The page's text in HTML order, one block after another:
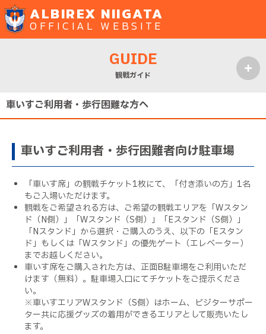
ALBIREX NIIGATA
OFFICIAL WEBSITE
GUIDE
観戦ガイド
車いすご利用者・歩行困難な方へ
車いすご利用者・歩行困難者向け駐車場
「車いす席」の観戦チケット1枚にて、「付き添いの方」1名
もご入場いただけます。
観戦をご希望される方は、ご希望の観戦エリアを「Wスタン
ド（N側）」「Wスタンド（S側）」「Eスタンド（S側）」
「Nスタンド」から選択・ご購入のうえ、以下の「Eスタン
ド」もしくは「Wスタンド」の優先ゲート（エレベーター）
までお越しください。
車いす席をご購入された方は、正面B駐車場をご利用いただ
けます（無料）。駐車場入口にてチケットをご提示くださ
い。
※車いすエリアWスタンド（S側）はホーム、ビジターサポー
ター共に応援グッズの着用ができるエリアとして販売いたし
ます。